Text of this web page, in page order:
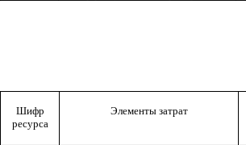
Шифр
ресурса
Элементы затрат